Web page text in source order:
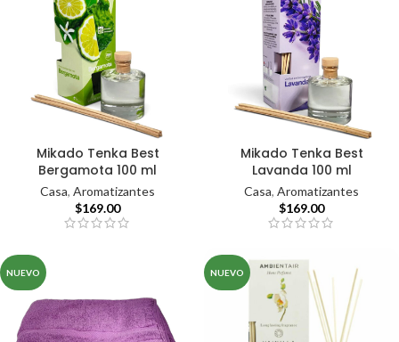
Mikado Tenka Best
Bergamota 100 ml
Casa, Aromatizantes
$169.00
Mikado Tenka Best
Lavanda 100 ml
Casa, Aromatizantes
$169.00
NUEVO NUEVO